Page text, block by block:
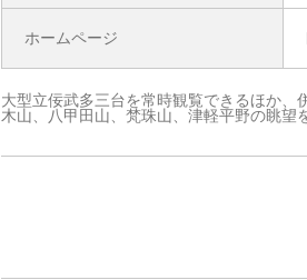
ホームページ
大型立佞武多三台を常時観覧できるほか
木山、八甲田山、梵珠山、津軽平野の眺望